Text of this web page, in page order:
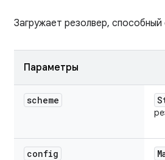
Загружает резолвер,
Параметры
scheme
config